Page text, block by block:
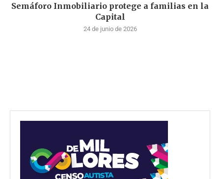
Semáforo Inmobiliario protege a familias en la
Capital
24 de junio de 2026